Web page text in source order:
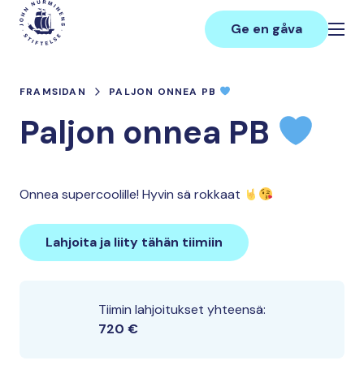
Hoppa
innehåll
Main
Ge en gåva
FRAMSIDAN PALJON ONNEA PB
Paljon onnea PB
Onnea supercoolille! Hyvin sä rokkaat
Lahjoita ja liity tähän tiimiin
Tiimin lahjoitukset yhteensä:
720 €